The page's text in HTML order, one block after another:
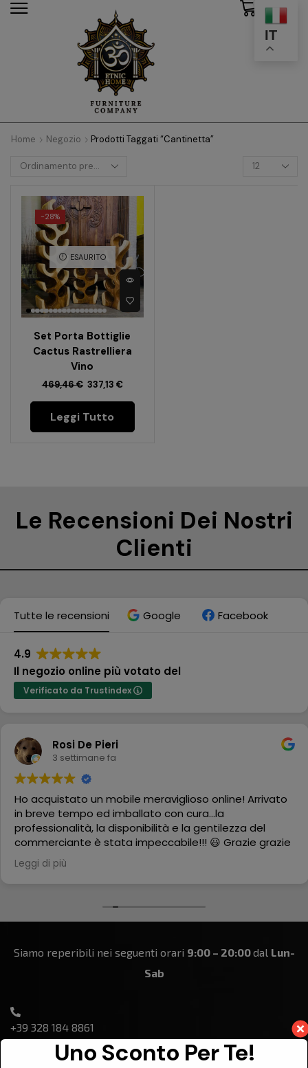
IT
Home Negozio Prodotti Taggati “cantinetta”
-28%
ESAURITO
Set Porta Bottiglie
Cactus Rastrelliera
Vino
469,46€ 337,13 €
Leggi Tutto
Le Recensioni Dei Nostri
Clienti
Tutte le recensioni Google Facebook
4.9
Il negozio online più votato del
Verificato da Trustindex
Rosi De Pieri
3 settimane fa
Ho acquistato un mobile meraviglioso online! Arrivato
in breve tempo ed imballato con cura...la
professionalità, la disponibilità e la gentilezza del
commerciante è stata impeccabile!!! 😃 Grazie grazie
grazie
Leggi di più
Siamo reperibili nei seguenti orari 9:00 – 20:00dal Lun-
Sab
+39 328 184 8861
Uno Sconto Per Te!